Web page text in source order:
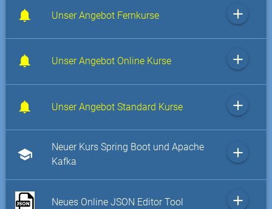
Unser Angebot Fernkurse add
Unser Angebot Online Kurse add
Unser Angebot Standard Kurse add
school
Neuer Kurs Spring Boot und Apache
Kafka
add
Neues Online JSON Editor Tool add